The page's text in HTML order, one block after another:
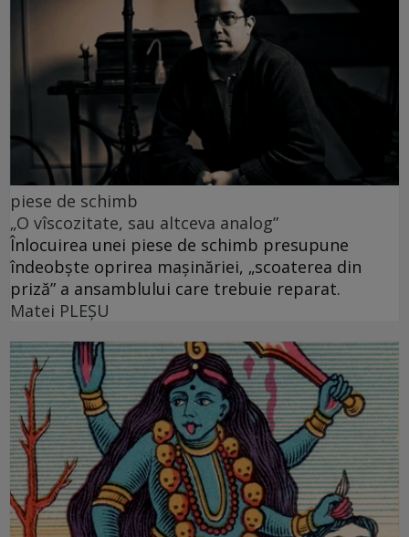
piese de schimb
„O vîscozitate, sau altceva analog”
Înlocuirea unei piese de schimb presupune
îndeobște oprirea mașinăriei, „scoaterea din
priză” a ansamblului care trebuie reparat.
Matei PLEŞU